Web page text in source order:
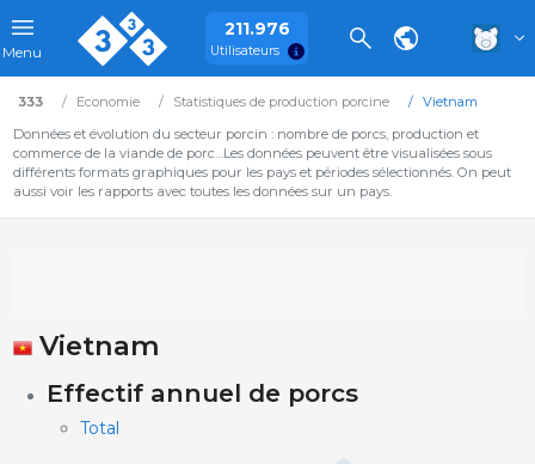
Menu
211.976
Utilisateurs
333 Economie Statistiques de production porcine
Vietnam
Données et évolution du secteur porcin : nombre de porcs, production et
commerce de la viande de porc…Les données peuvent être visualisées sous
différents formats graphiques pour les pays et périodes sélectionnés. On peut
aussi voir les rapports avec toutes les données sur un pays.
Vietnam
Effectif annuel de porcs
Total